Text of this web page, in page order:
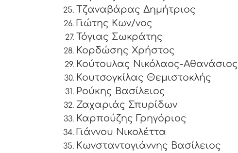
Τζαναβάρας Δημήτριος
Γιώτης Κων/νος
Τόγιας Σωκράτης
Κορδώσης Χρήστος
Κούτουλας Νικόλαος-Αθανάσιος
Κουτσογκίλας Θεμιστοκλής
Ρούκης Βασίλειος
Ζαχαριάς Σπυρίδων
Καρπούζης Γρηγόριος
Γιάννου Νικολέττα
Κωνσταντογιάννης Βασίλειος